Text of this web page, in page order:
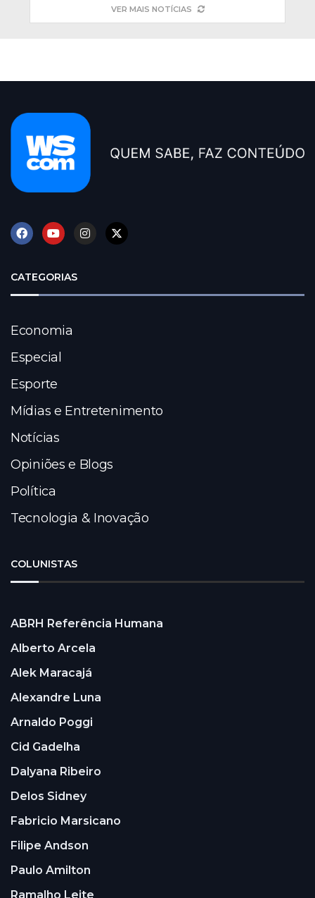
VER MAIS NOTÍCIAS
CATEGORIAS
Economia
Especial
Esporte
Mídias e Entretenimento
Notícias
Opiniões e Blogs
Política
Tecnologia & Inovação
COLUNISTAS
ABRH Referência Humana
Alberto Arcela
Alek Maracajá
Alexandre Luna
Arnaldo Poggi
Cid Gadelha
Dalyana Ribeiro
Delos Sidney
Fabricio Marsicano
Filipe Andson
Paulo Amilton
Ramalho Leite